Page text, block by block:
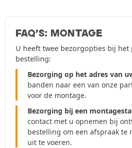
FAQ’S: MONTAGE
U heeft twee bezorgopties bij het
bestelling:
Bezorging op het adres van
banden naar een van onze
voor de montage.
Bezorging bij een
contact met u opnemen bij
bestelling om een afspraak te
uit te voeren.